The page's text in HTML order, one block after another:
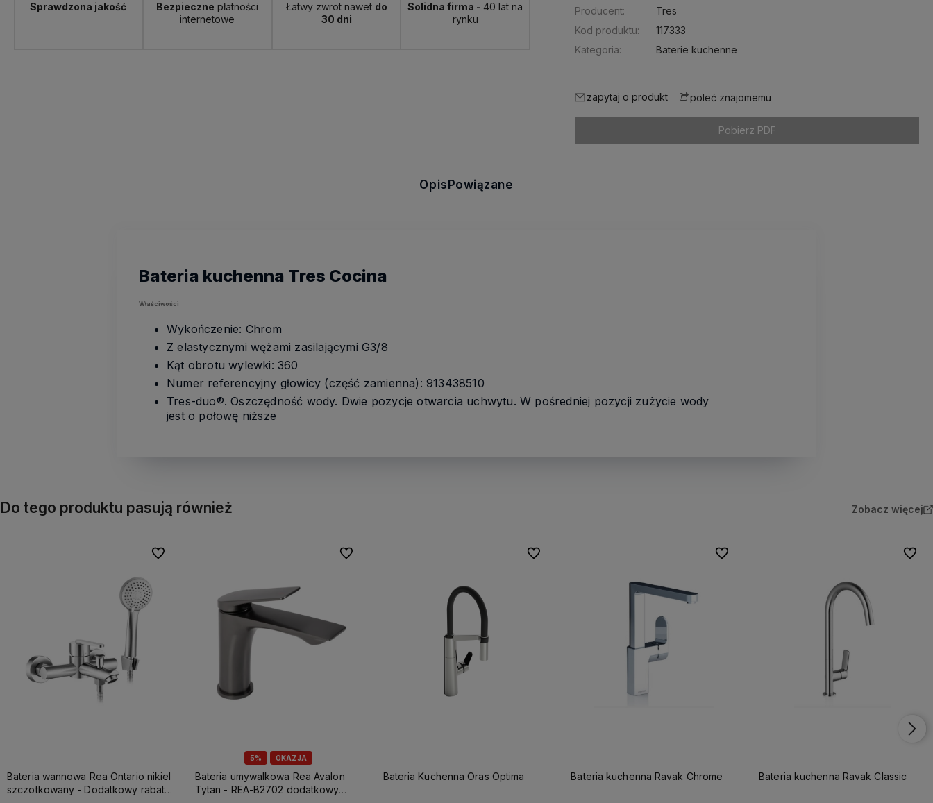
Sprawdzona jakość Bezpieczne płatności
internetowe
Łatwy zwrot nawet do
30 dni
Solidna firma -40 lat na
rynku
Producent:
Tres
Kod produktu:
117333
Kategoria:
Baterie kuchenne
zapytaj o produkt poleć znajomemu
Pobierz PDF
Opis Powiązane
Bateria kuchenna Tres Cocina
Właściwości
Wykończenie: Chrom
Z elastycznymi wężami zasilającymi G3/8
Kąt obrotu wylewki: 360
Numer referencyjny głowicy (część zamienna): 913438510
Tres-duo®. Oszczędność wody. Dwie pozycje otwarcia uchwytu. W pośredniej pozycji zużycie wody
jest o połowę niższe
Do tego produktu pasują również Zobacz więcej
Bateria wannowa Rea Ontario nikiel
szczotkowany - Dodatkowy rabat
Do ulubionych
5% OKAZJA
Bateria umywalkowa Rea Avalon
Tytan - REA-B2702 dodatkowy
Do ulubionych
Bateria Kuchenna Oras Optima
Do ulubionych
Bateria kuchenna Ravak Chrome
Do ulubionych
Bateria kuchenna Ravak Classic
Do